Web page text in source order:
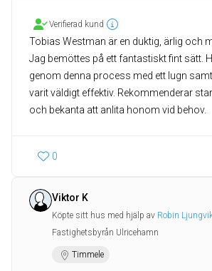
Verifierad kund
Tobias Westman är en duktig, ärlig och
Jag bemöttes på ett fantastiskt fint sätt.
genom denna process med ett lugn
varit väldigt effektiv. Rekommenderar
och bekanta att anlita honom vid behov.
0
Viktor K
Köpte sitt hus med hjälp av Robin
Fastighetsbyrån Ulricehamn
Timmele